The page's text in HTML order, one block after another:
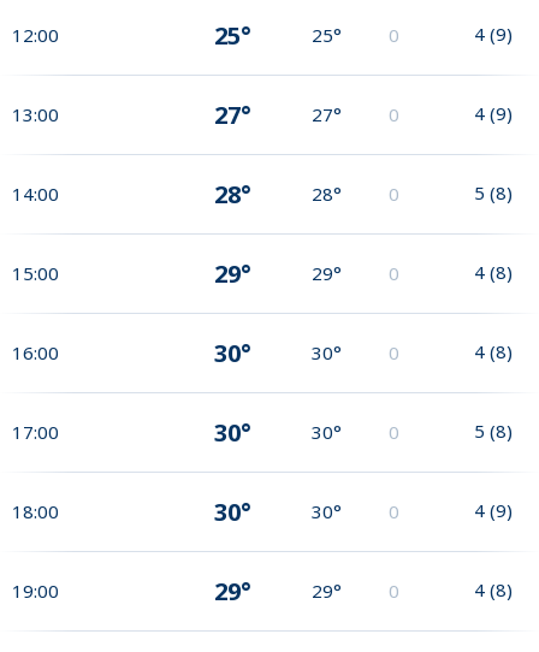
12:00 25° 25° 0 4 (9)
13:00 27° 27° 0 4 (9)
14:00 28° 28° 0 5 (8)
15:00 29° 29° 0 4 (8)
16:00 30° 30° 0 4 (8)
17:00 30° 30° 0 5 (8)
18:00 30° 30° 0 4 (9)
19:00 29° 29° 0 4 (8)